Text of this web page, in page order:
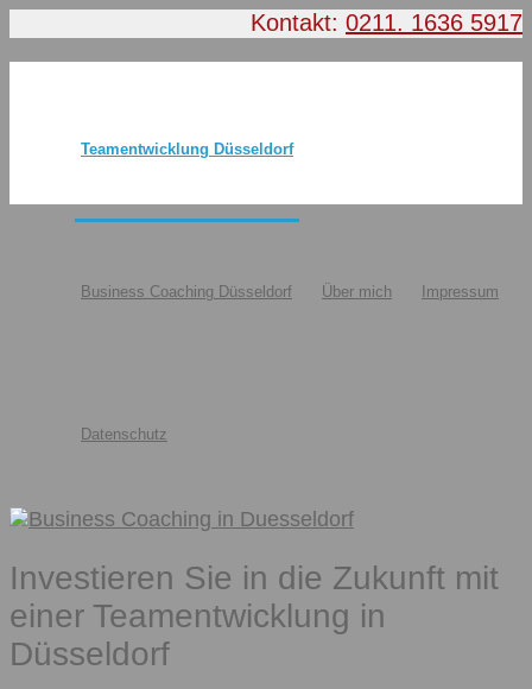
Kontakt: 0211. 1636 5917
Teamentwicklung Düsseldorf
Business Coaching Düsseldorf Über mich Impressum
Datenschutz
Investieren Sie in die Zukunft mit
einer Teamentwicklung in
Düsseldorf